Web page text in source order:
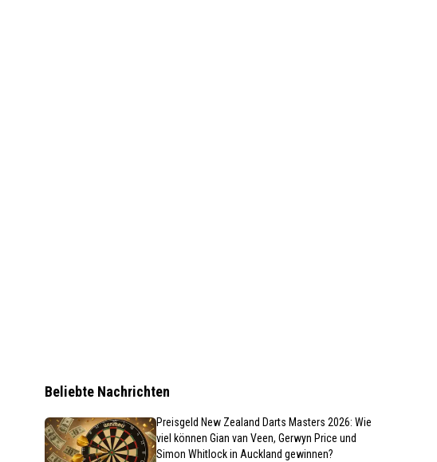
Beliebte Nachrichten
Preisgeld New Zealand Darts Masters 2026: Wie
viel können Gian van Veen, Gerwyn Price und
Simon Whitlock in Auckland gewinnen?